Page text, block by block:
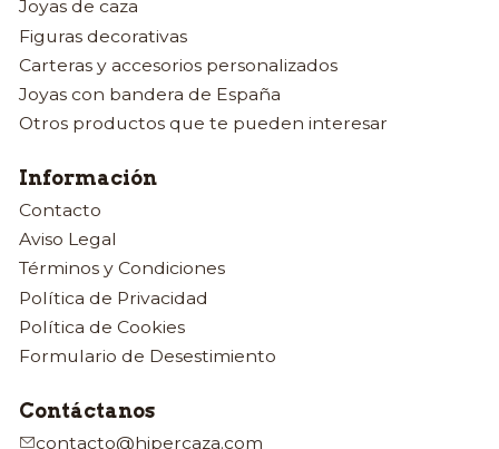
Joyas de caza
Figuras decorativas
Carteras y accesorios personalizados
Joyas con bandera de España
Otros productos que te pueden interesar
Información
Contacto
Aviso Legal
Términos y Condiciones
Política de Privacidad
Política de Cookies
Formulario de Desestimiento
Contáctanos
contacto@hipercaza.com